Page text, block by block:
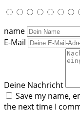
name
E-Mail
Deine Nachricht
Save my name,
the next time I